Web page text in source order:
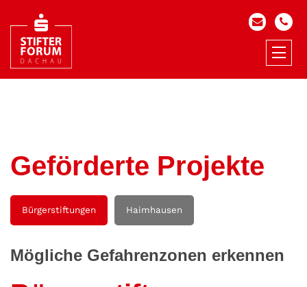
Geförderte Projekte
Bürgerstiftungen Haimhausen
Mögliche Gefahrenzonen erkennen